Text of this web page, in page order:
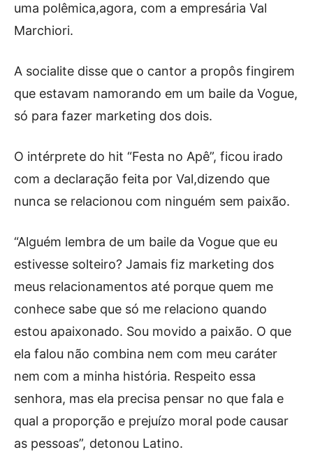
uma polêmica,agora, com a empresária Val
Marchiori.
A socialite disse que o cantor a propôs fingirem
que estavam namorando em um baile da Vogue,
só para fazer marketing dos dois.
O intérprete do hit “Festa no Apê”, ficou irado
com a declaração feita por Val,dizendo que
nunca se relacionou com ninguém sem paixão.
“Alguém lembra de um baile da Vogue que eu
estivesse solteiro? Jamais fiz marketing dos
meus relacionamentos até porque quem me
conhece sabe que só me relaciono quando
estou apaixonado. Sou movido a paixão. O que
ela falou não combina nem com meu caráter
nem com a minha história. Respeito essa
senhora, mas ela precisa pensar no que fala e
qual a proporção e prejuízo moral pode causar
as pessoas”, detonou Latino.